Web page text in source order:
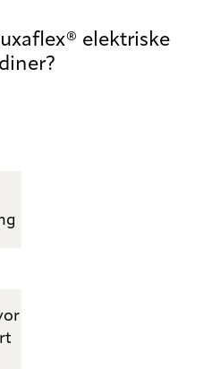
elektriske